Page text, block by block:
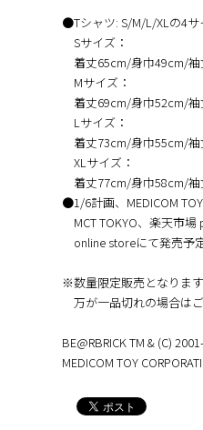
●Tシャツ: S/M/L/XLの4サ
Sサイズ：
着丈65cm/身巾49cm/袖
Mサイズ：
着丈69cm/身巾52cm/袖
Lサイズ：
着丈73cm/身巾55cm/袖
XLサイズ：
着丈77cm/身巾58cm/袖
●1/6計画、MEDICOM
MCT TOKYO、楽天市
online storeにて発売予
※数量限定販売となります
万が一品切れの場合はご
BE@RBRICK TM & (C)
MEDICOM TOY